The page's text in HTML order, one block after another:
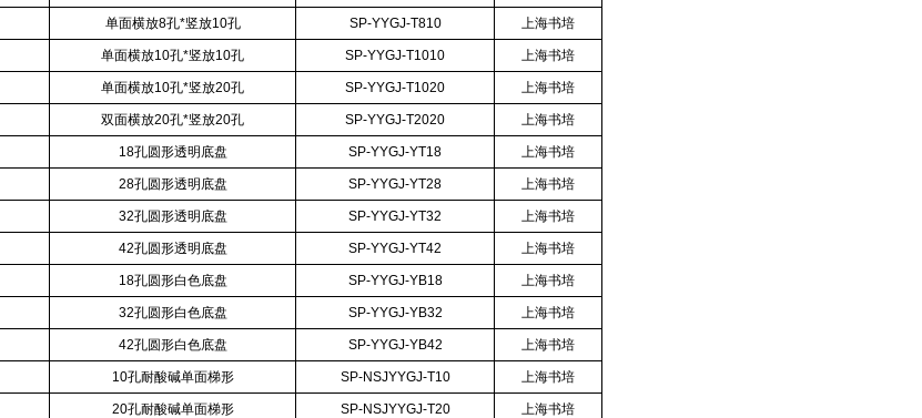
单面横放8孔*竖放10孔 SP-YYGJ-T810 上海书培
单面横放10孔*竖放10孔 SP-YYGJ-T1010 上海书培
单面横放10孔*竖放20孔 SP-YYGJ-T1020 上海书培
双面横放20孔*竖放20孔 SP-YYGJ-T2020 上海书培
18孔圆形透明底盘 SP-YYGJ-YT18 上海书培
28孔圆形透明底盘 SP-YYGJ-YT28 上海书培
32孔圆形透明底盘 SP-YYGJ-YT32 上海书培
42孔圆形透明底盘 SP-YYGJ-YT42 上海书培
18孔圆形白色底盘 SP-YYGJ-YB18 上海书培
32孔圆形白色底盘 SP-YYGJ-YB32 上海书培
42孔圆形白色底盘 SP-YYGJ-YB42 上海书培
10孔耐酸碱单面梯形 SP-NSJYYGJ-T10 上海书培
20孔耐酸碱单面梯形 SP-NSJYYGJ-T20 上海书培